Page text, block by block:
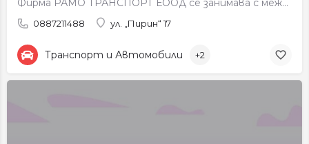
Фирма РАМО ТРАНСПОРТ ЕООД се занимава с международен транспорт.
0887211488 ул. „Пирин“ 17
Транспорт и Автомобили +2